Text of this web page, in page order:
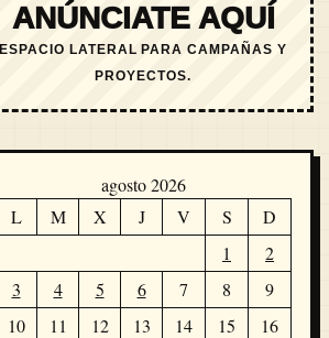
ANÚNCIATE AQUÍ
ESPACIO LATERAL PARA CAMPAÑAS Y
PROYECTOS.
agosto 2026
L
M X J V S
D
1
2
3
4 5 6 7 8
9
10
11 12 13 14 15
16